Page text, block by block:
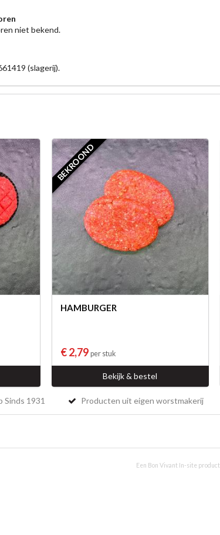
niet bekend.
(slagerij).
BEKROOND
HAMBURGER
€ 2,79 per stuk
Bekijk & bestel
Sinds 1931 Producten uit eigen worstmakerij
Een Bon Vivant In-site product